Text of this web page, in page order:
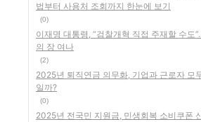
법부터 사용처 조회까지 한눈에 보기
(0)
이재명 대통령, “검찰개혁 직접 주재할 수도
의 장 여나
(2)
2025년 퇴직연금 의무화, 기업과 근로자 모
일까?
(0)
2025년 전국민 지원금, 민생회복 소비쿠폰